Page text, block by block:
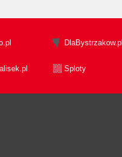
DlaBystrzakow.pl
Sploty